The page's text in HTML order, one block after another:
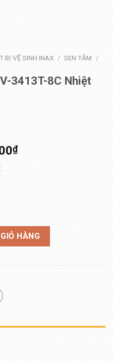
BỊ VỆ SINH INAX / SEN TẮM
/
3413T-8C Nhiệt
₫
Nhiệt Độ Cao Cấp số lượng
HÀNG